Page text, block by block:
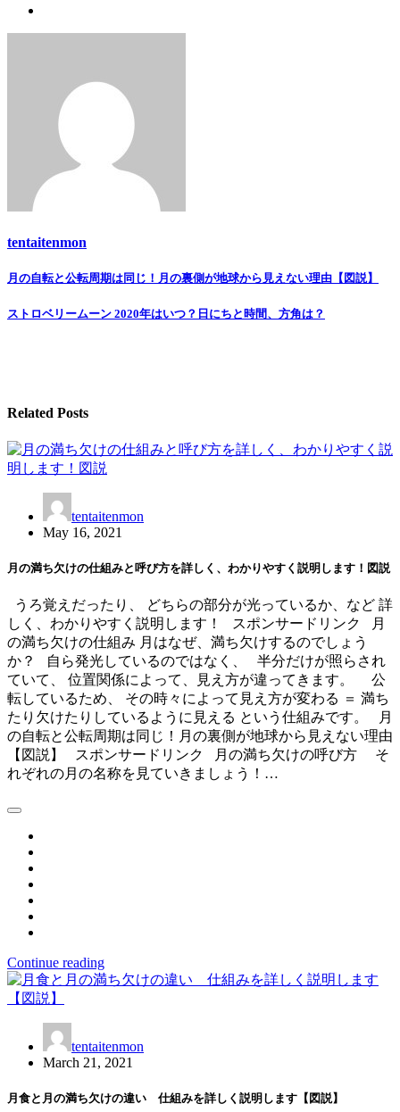
tentaitenmon
Post
navigation
月の自転と公転周期は同じ！月の裏側が地球から見えない理由【図説】
ストロベリームーン 2020年はいつ？日にちと時間、方角は？
Related Posts
tentaitenmon
May 16, 2021
月の満ち欠けの仕組みと呼び方を詳しく、わかりやすく説明します！図説
うろ覚えだったり、 どちらの部分が光っているか、など 詳
しく、わかりやすく説明します！ スポンサードリンク 月
の満ち欠けの仕組み 月はなぜ、満ち欠けするのでしょう
か？ 自ら発光しているのではなく、 半分だけが照らされ
ていて、 位置関係によって、見え方が違ってきます。 公
転しているため、 その時々によって見え方が変わる ＝ 満ち
たり欠けたりしているように見える という仕組みです。 月
の自転と公転周期は同じ！月の裏側が地球から見えない理由
【図説】 スポンサードリンク 月の満ち欠けの呼び方 そ
れぞれの月の名称を見ていきましょう！…
Continue reading
tentaitenmon
March 21, 2021
月食と月の満ち欠けの違い 仕組みを詳しく説明します【図説】